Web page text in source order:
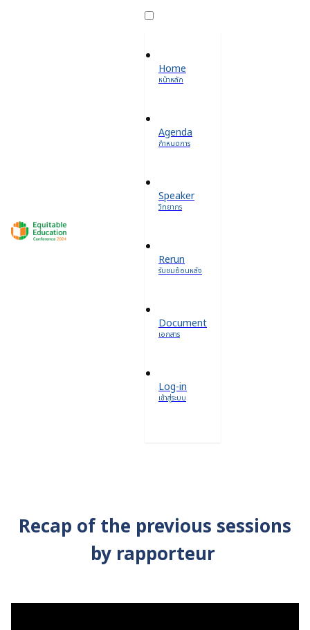
Home
หน้าหลัก
Agenda
กำหนดการ
Speaker
วิทยากร
Rerun
รับชมย้อนหลัง
Document
เอกสาร
Log-in
เข้าสู่ระบบ
Recap of the previous sessions
by rapporteur